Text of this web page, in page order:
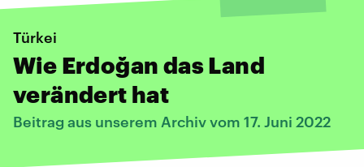
Türkei
Wie Erdoğan das Land
verändert hat
Beitrag aus unserem Archiv vom 17. Juni 2022